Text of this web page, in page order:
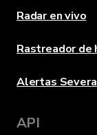
Radar en vivo
Rastreador de
Alertas
API